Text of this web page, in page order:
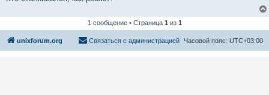
1 сообщение • Страница 1 из 1
unixforum.org Часовой пояс: UTC+03:00
Связаться с администрацией